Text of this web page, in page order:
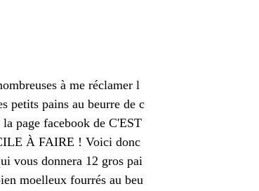
à me réclamer l
petits pains au beurre de c
page facebook de C'EST
À FAIRE ! Voici donc
vous donnera 12 gros pai
moelleux fourrés au beu